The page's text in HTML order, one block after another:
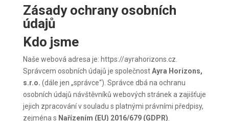
Zásady ochrany osobních
údajů
Kdo jsme
Naše webová adresa je: https://ayrahorizons.cz.
Správcem osobních údajů je společnostAyra Horizons,
s.r.o. (dále jen „správce“). Správce dbá na ochranu
osobních údajů návštěvníků webových stránek a zajišťuje
jejich zpracování v souladu s platnými právními předpisy,
zejména s Nařízením (EU) 2016/679 (GDPR)